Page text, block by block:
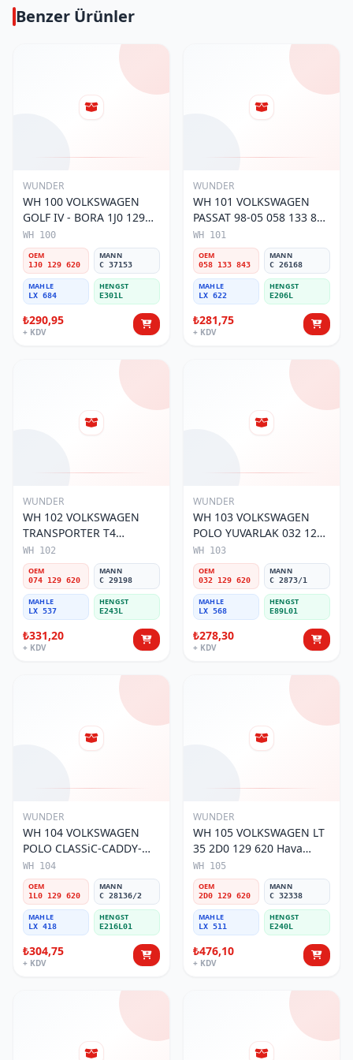
Benzer Ürünler
WUNDER
WH 100 VOLKSWAGEN
GOLF IV - BORA 1J0 129
620 Hava Filtresi
WH 100
OEM
1J0 129 620
MANN
C 37153
MAHLE
LX 684
HENGST
E301L
₺290,95
+ KDV
WUNDER
WH 101 VOLKSWAGEN
PASSAT 98-05 058 133 843
Hava Filtresi
WH 101
OEM
058 133 843
MANN
C 26168
MAHLE
LX 622
HENGST
E206L
₺281,75
+ KDV
WUNDER
WH 102 VOLKSWAGEN
TRANSPORTER T4
(SÜNGERSiZ) 074 129 620
Hava Filtresi
WH 102
OEM
074 129 620
MANN
C 29198
MAHLE
LX 537
HENGST
E243L
₺331,20
+ KDV
WUNDER
WH 103 VOLKSWAGEN
POLO YUVARLAK 032 129
620 Hava Filtresi
WH 103
OEM
032 129 620
MANN
C 2873/1
MAHLE
LX 568
HENGST
E89L01
₺278,30
+ KDV
WUNDER
WH 104 VOLKSWAGEN
POLO CLASSiC-CADDY-
SEAT iBiZA 1L0 129 620
Hava Filtresi
WH 104
OEM
1L0 129 620
MANN
C 28136/2
MAHLE
LX 418
HENGST
E216L01
₺304,75
+ KDV
WUNDER
WH 105 VOLKSWAGEN LT
35 2D0 129 620 Hava
Filtresi
WH 105
OEM
2D0 129 620
MANN
C 32338
MAHLE
LX 511
HENGST
E240L
₺476,10
+ KDV